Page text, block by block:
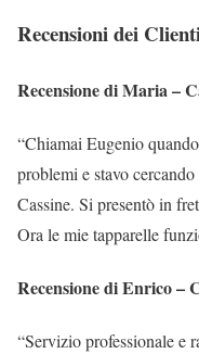
Recensioni dei
Recensione di Maria –
“Chiamai Eugenio
problemi e stavo
Cassine. Si presentò in
Ora le mie tapparelle
Recensione di Enrico –
“Servizio professionale e